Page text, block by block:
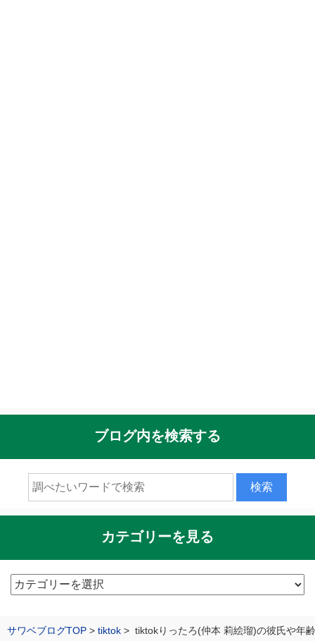
サワベブログTOP tiktok tiktokりったろ(仲本 莉絵瑠)の彼氏や年
ブログ内を検索する
カテゴリーを見る
カ